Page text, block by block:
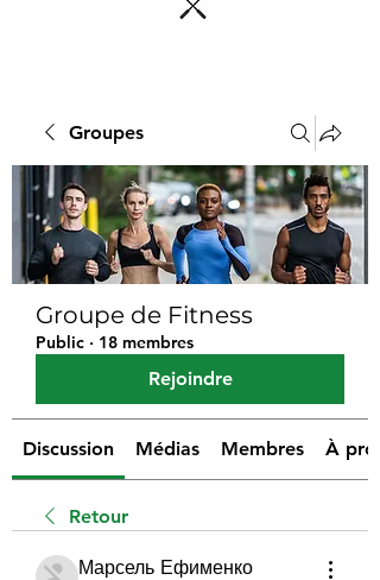
Groupes
Groupe de Fitness
Public · 18 membres
Rejoindre
Discussion Médias Membres À
Retour
Марсель Ефименко